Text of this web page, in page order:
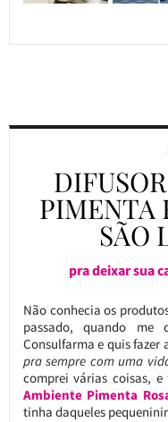
PIMENTA
SÃO
pra deixar sua
Não conhecia os
passado, quando me
Consulfarma e quis fazer
pra sempre com uma
comprei várias coisas,
Ambiente Pimenta
tinha daqueles